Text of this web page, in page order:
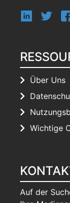
Über Uns
Wichtige
Auf der